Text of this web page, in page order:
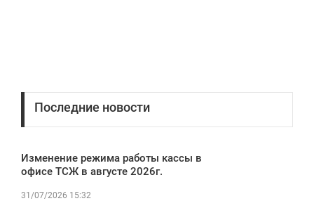
Последние новости
Изменение режима работы кассы в
офисе ТСЖ в августе 2026г.
31/07/2026 15:32